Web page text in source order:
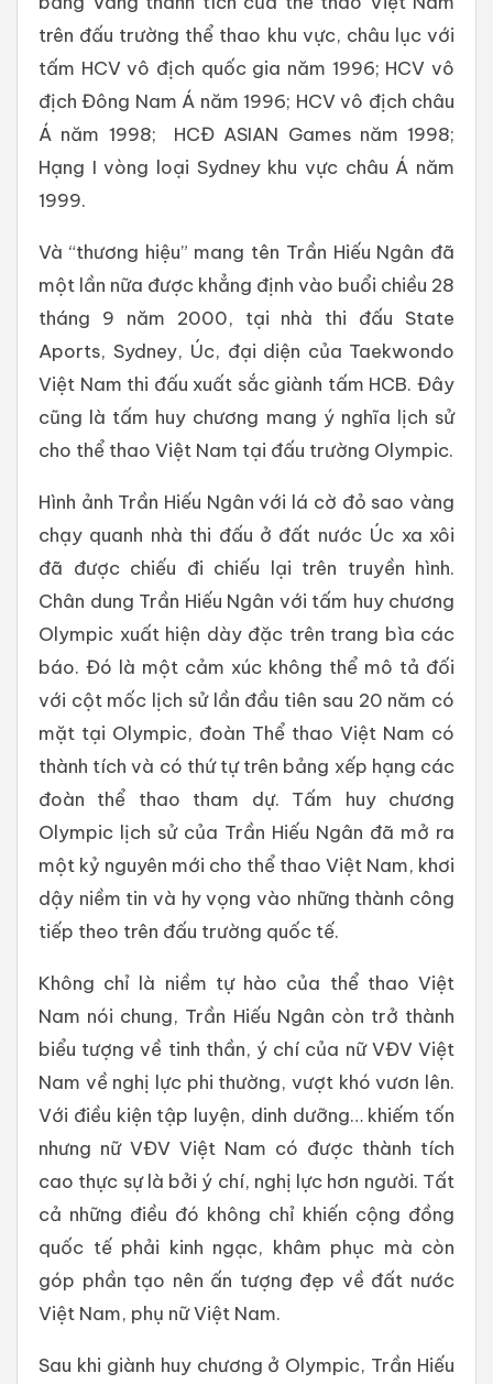
trên đấu trường thể thao khu vực, châu lục với
tấm HCV vô địch quốc gia năm 1996; HCV vô
địch Đông Nam Á năm 1996; HCV vô địch châu
Á năm 1998; HCĐ ASIAN Games năm 1998;
Hạng I vòng loại Sydney khu vực châu Á năm
1999.
Và “thương hiệu” mang tên Trần Hiếu Ngân đã
một lần nữa được khẳng định vào buổi chiều 28
tháng 9 năm 2000, tại nhà thi đấu State
Aports, Sydney, Úc, đại diện của Taekwondo
Việt Nam thi đấu xuất sắc giành tấm HCB. Đây
cũng là tấm huy chương mang ý nghĩa lịch sử
cho thể thao Việt Nam tại đấu trường Olympic.
Hình ảnh Trần Hiếu Ngân với lá cờ đỏ sao vàng
chạy quanh nhà thi đấu ở đất nước Úc xa xôi
đã được chiếu đi chiếu lại trên truyền hình.
Chân dung Trần Hiếu Ngân với tấm huy chương
Olympic xuất hiện dày đặc trên trang bìa các
báo. Đó là một cảm xúc không thể mô tả đối
với cột mốc lịch sử lần đầu tiên sau 20 năm có
mặt tại Olympic, đoàn Thể thao Việt Nam có
thành tích và có thứ tự trên bảng xếp hạng các
đoàn thể thao tham dự. Tấm huy chương
Olympic lịch sử của Trần Hiếu Ngân đã mở ra
một kỷ nguyên mới cho thể thao Việt Nam, khơi
dậy niềm tin và hy vọng vào những thành công
tiếp theo trên đấu trường quốc tế.
Không chỉ là niềm tự hào của thể thao Việt
Nam nói chung, Trần Hiếu Ngân còn trở thành
biểu tượng về tinh thần, ý chí của nữ VĐV Việt
Nam về nghị lực phi thường, vượt khó vươn lên.
Với điều kiện tập luyện, dinh dưỡng… khiếm tốn
nhưng nữ VĐV Việt Nam có được thành tích
cao thực sự là bởi ý chí, nghị lực hơn người. Tất
cả những điều đó không chỉ khiến cộng đồng
quốc tế phải kinh ngạc, khâm phục mà còn
góp phần tạo nên ấn tượng đẹp về đất nước
Việt Nam, phụ nữ Việt Nam.
Sau khi giành huy chương ở Olympic, Trần Hiếu